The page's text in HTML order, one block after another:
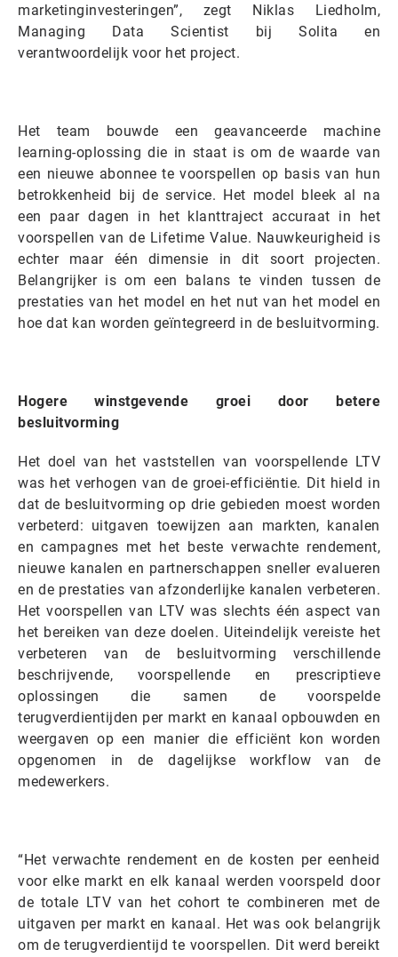
marketinginvesteringen”, zegt Niklas Liedholm,
Managing Data Scientist bij Solita en
verantwoordelijk voor het project.
Het team bouwde een geavanceerde machine
learning-oplossing die in staat is om de waarde van
een nieuwe abonnee te voorspellen op basis van hun
betrokkenheid bij de service. Het model bleek al na
een paar dagen in het klanttraject accuraat in het
voorspellen van de Lifetime Value. Nauwkeurigheid is
echter maar één dimensie in dit soort projecten.
Belangrijker is om een balans te vinden tussen de
prestaties van het model en het nut van het model en
hoe dat kan worden geïntegreerd in de besluitvorming.
Hogere winstgevende groei door betere
besluitvorming
Het doel van het vaststellen van voorspellende LTV
was het verhogen van de groei-efficiëntie. Dit hield in
dat de besluitvorming op drie gebieden moest worden
verbeterd: uitgaven toewijzen aan markten, kanalen
en campagnes met het beste verwachte rendement,
nieuwe kanalen en partnerschappen sneller evalueren
en de prestaties van afzonderlijke kanalen verbeteren.
Het voorspellen van LTV was slechts één aspect van
het bereiken van deze doelen. Uiteindelijk vereiste het
verbeteren van de besluitvorming verschillende
beschrijvende, voorspellende en prescriptieve
oplossingen die samen de voorspelde
terugverdientijden per markt en kanaal opbouwden en
weergaven op een manier die efficiënt kon worden
opgenomen in de dagelijkse workflow van de
medewerkers.
“Het verwachte rendement en de kosten per eenheid
voor elke markt en elk kanaal werden voorspeld door
de totale LTV van het cohort te combineren met de
uitgaven per markt en kanaal. Het was ook belangrijk
om de terugverdientijd te voorspellen. Dit werd bereikt